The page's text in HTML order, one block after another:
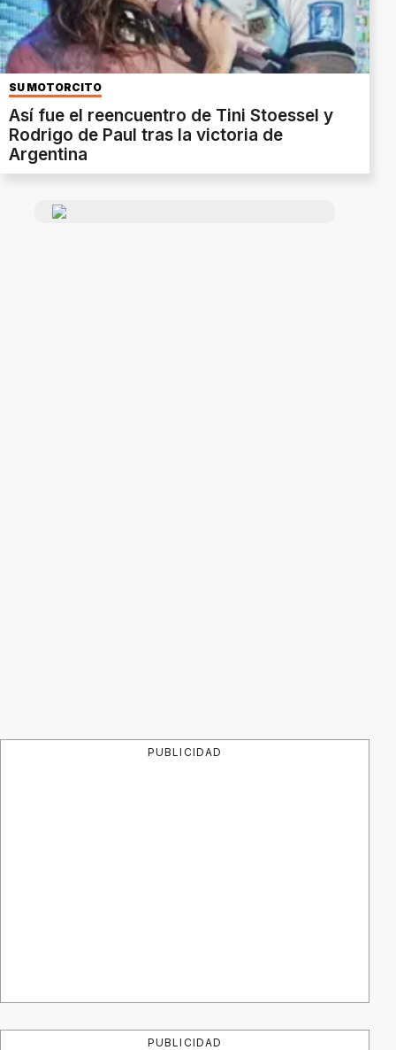
SU MOTORCITO
Así fue el reencuentro de Tini Stoessel y
Rodrigo de Paul tras la victoria de
Argentina
PUBLICIDAD
PUBLICIDAD